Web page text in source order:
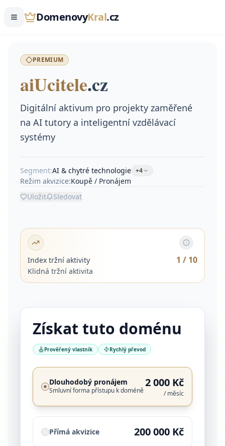
DomenovyKral.cz
PREMIUM
aiUcitele.cz
Digitální aktivum pro projekty zaměřené
na AI tutory a inteligentní vzdělávací
systémy
Segment:AI & chytré technologie +4
Režim akvizice:Koupě / Pronájem
Uložit
Sledovat
Index tržní aktivity 1 / 10
Klidná tržní aktivita
Získat tuto doménu
Prověřený vlastník Rychlý převod
Dlouhodobý pronájem
Smluvní forma přístupu k doméně
2 000 Kč
/ měsíc
Přímá akvizice 200 000 Kč